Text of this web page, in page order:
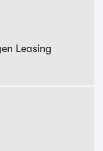
Leasing